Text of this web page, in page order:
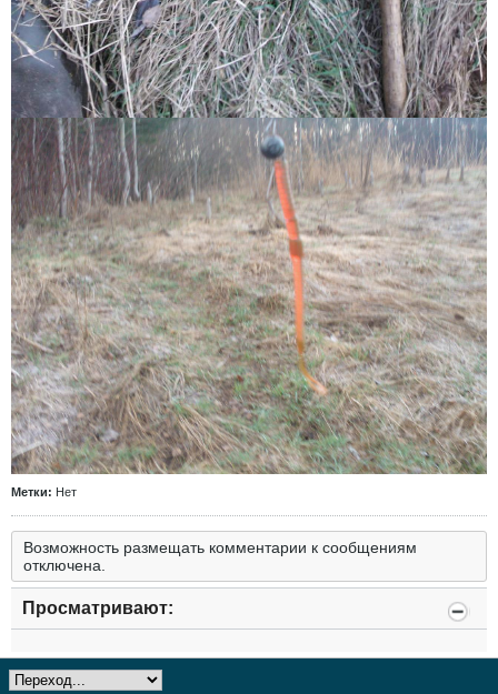
Метки: Нет
Возможность размещать комментарии к сообщениям
отключена.
Просматривают: